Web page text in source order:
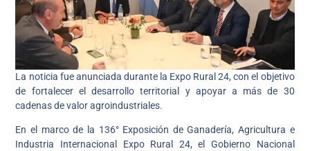
La noticia fue anunciada durante la Expo Rural 24, con el objetivo
de fortalecer el desarrollo territorial y apoyar a más de 30
cadenas de valor agroindustriales.
En el marco de la 136° Exposición de Ganadería, Agricultura e
Industria Internacional Expo Rural 24, el Gobierno Nacional